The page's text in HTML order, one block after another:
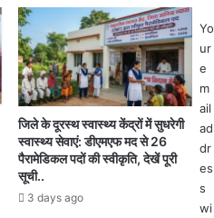
जिले के दूरस्थ स्वास्थ्य केंद्रों में सुधरेगी
स्वास्थ्य सेवाएं: डीएमएफ मद से 26
पैरामेडिकल पदों की स्वीकृति, देखें पूरी
सूची..
3 days ago
Yo
ur
e
m
ail
ad
dr
es
s
wi